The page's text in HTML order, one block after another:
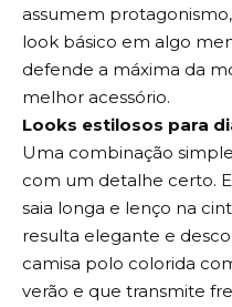
assumem
look básico em algo
defende a máxima da
melhor acessório.
Looks estilosos para
Uma combinação
com um detalhe certo.
saia longa e lenço na
resulta elegante e
camisa polo colorida
verão e que transmite